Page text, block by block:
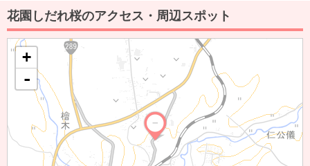
花園しだれ桜のアクセス・周辺スポット
+
-